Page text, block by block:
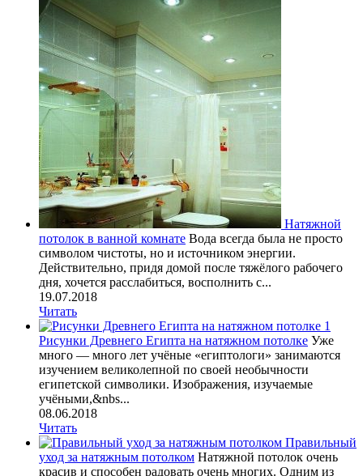
Натяжной
потолок в ванной комнате Вода всегда была не просто
символом чистоты, но и источником энергии.
Действительно, придя домой после тяжёлого рабочего
дня, хочется расслабиться, восполнить с...
19.07.2018
Читать
Рисунки Древнего Египта на натяжном потолке Уже
много — много лет учёные «египтологи» занимаются
изучением великолепной по своей необычности
египетской символики. Изображения, изучаемые
учёными,&nbs...
08.06.2018
Читать
Правильный
уход за натяжным потолком Натяжной потолок очень
красив и способен радовать очень многих. Одним из